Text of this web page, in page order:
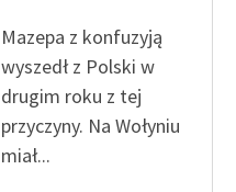
Mazepa z konfuzyją
wyszedł z Polski w
drugim roku z tej
przyczyny. Na Wołyniu
miał...